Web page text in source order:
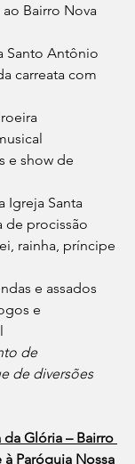
Bairro Nova
Santo Antônio
carreata com
e show de
Igreja Santa
de procissão
rainha, príncipe
e assados
e
de
de diversões
da Glória – Bairro
Paróquia Nossa